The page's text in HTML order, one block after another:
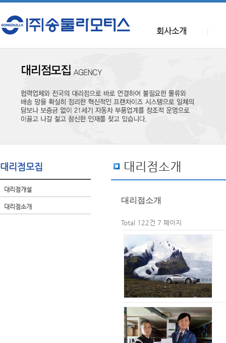
회사소개
대리점모집
대리점개설
대리점소개
대리점소개
대리점소개
Total 122건 7 페이지